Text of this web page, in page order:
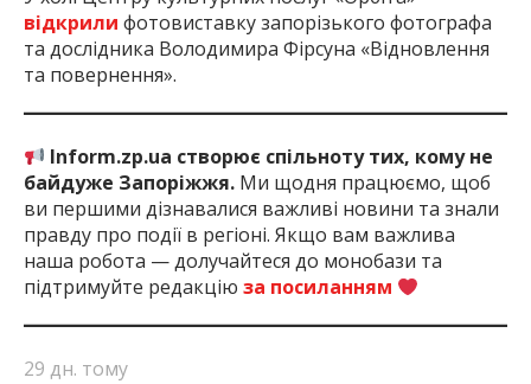
відкрили фотовиставку запорізького фотографа
та дослідника Володимира Фірсуна «Відновлення
та повернення».
Inform.zp.ua створює спільноту тих, кому не
байдуже Запоріжжя. Ми щодня працюємо, щоб
ви першими дізнавалися важливі новини та знали
правду про події в регіоні. Якщо вам важлива
наша робота — долучайтеся до монобази та
підтримуйте редакцію за посиланням
29 дн. тому